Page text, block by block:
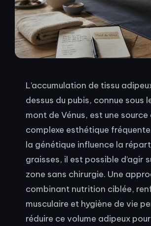
L’accumulation de tissu
dessus du pubis, connue sous
mont de Vénus, est une source
complexe esthétique
la génétique influence la
graisses, il est possible d’agir
zone sans chirurgie. Une
combinant nutrition ciblée,
musculaire et hygiène de vie
réduire ce volume adipeux